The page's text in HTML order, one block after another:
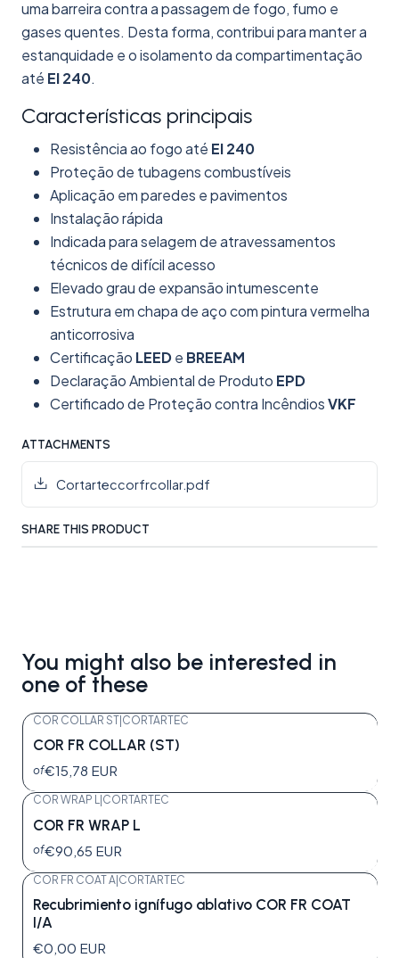
uma barreira contra a passagem de fogo, fumo e
gases quentes. Desta forma, contribui para manter a
estanquidade e o isolamento da compartimentação
até EI 240.
Características principais
Resistência ao fogo até EI 240
Proteção de tubagens combustíveis
Aplicação em paredes e pavimentos
Instalação rápida
Indicada para selagem de atravessamentos
técnicos de difícil acesso
Elevado grau de expansão intumescente
Estrutura em chapa de aço com pintura vermelha
anticorrosiva
Certificação LEEDe BREEAM
Declaração Ambiental de Produto EPD
Certificado de Proteção contra IncêndiosVKF
ATTACHMENTS
Cortarteccorfrcollar.pdf
SHARE THIS PRODUCT
You might also be interested in
one of these
COR COLLAR ST CORTARTEC
COR FR COLLAR (ST)
of€15,78 EUR
COR WRAP L CORTARTEC
COR FR WRAP L
of€90,65 EUR
COR FR COAT A CORTARTEC
Recubrimiento ignífugo ablativo COR FR COAT
I/A
€0,00 EUR